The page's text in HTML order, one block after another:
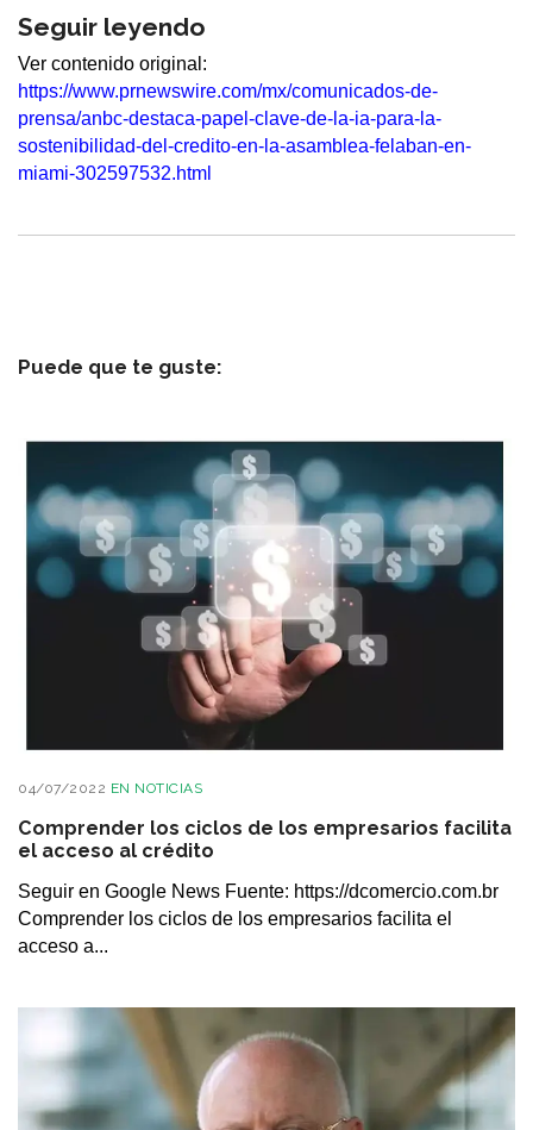
Seguir leyendo
Ver contenido original:
https://www.prnewswire.com/mx/comunicados-de-
prensa/anbc-destaca-papel-clave-de-la-ia-para-la-
sostenibilidad-del-credito-en-la-asamblea-felaban-en-
miami-302597532.html
Puede que te guste:
04/07/2022 EN NOTICIAS
Comprender los ciclos de los empresarios facilita
el acceso al crédito
Seguir en Google News Fuente: https://dcomercio.com.br
Comprender los ciclos de los empresarios facilita el
acceso a...